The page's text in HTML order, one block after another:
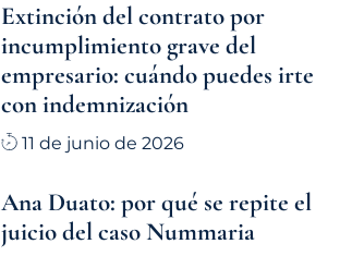
Extinción del contrato por
incumplimiento grave del
empresario: cuándo puedes irte
con indemnización
11 de junio de 2026
Ana Duato: por qué se repite el
juicio del caso Nummaria